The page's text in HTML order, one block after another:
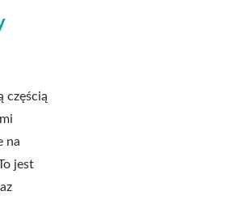
częścią
na
jest